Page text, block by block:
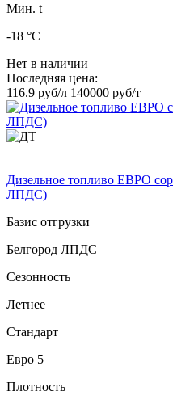
Мин. t
-18 °C
Нет в наличии
Последняя цена:
116.9 руб/л 140000 руб/т
Дизельное топливо ЕВРО
ЛПДС)
Базис отгрузки
Белгород ЛПДС
Сезонность
Летнее
Стандарт
Евро 5
Плотность